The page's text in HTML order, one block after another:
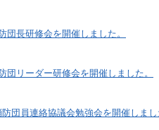
団長研修会を開催しました。
団リーダー研修会を開催しました。
団員連絡協議会勉強会を開催しま